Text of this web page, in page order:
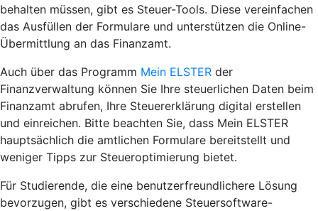
behalten müssen, gibt es Steuer-Tools. Diese vereinfachen
das Ausfüllen der Formulare und unterstützen die Online-
Übermittlung an das Finanzamt.
Auch über das Programm Mein ELSTER der
Finanzverwaltung können Sie Ihre steuerlichen Daten beim
Finanzamt abrufen, Ihre Steuererklärung digital erstellen
und einreichen. Bitte beachten Sie, dass Mein ELSTER
hauptsächlich die amtlichen Formulare bereitstellt und
weniger Tipps zur Steueroptimierung bietet.
Für Studierende, die eine benutzerfreundlichere Lösung
bevorzugen, gibt es verschiedene Steuersoftware-